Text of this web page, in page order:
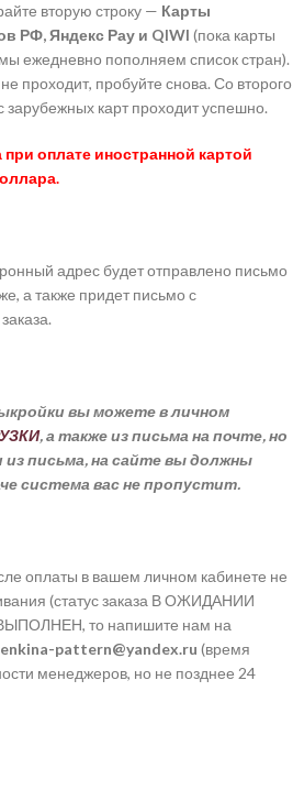
вторую строку — Карты
РФ, Яндекс Рау и QIWI (пока карты
ежедневно пополняем список стран).
проходит, пробуйте снова. Со второго
зарубежных карт проходит успешно.
оплате иностранной картой
адрес будет отправлено письмо
а также придет письмо с
вы можете в личном
, а также из письма на почте, но
письма, на сайте вы должны
система вас не пропустит.
оплаты в вашем личном кабинете не
(статус заказа В ОЖИДАНИИ
то напишите нам на
pattern@yandex.ru (время
менеджеров, но не позднее 24